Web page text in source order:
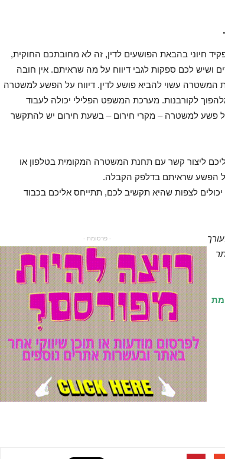
חיוני בהבאת הפושעים לדין, זה לא מחובתכם החוקית,
ושיש לכם ספקות לגבי דיווח על מה שראיתם. אין חובה
המשטרה עשוי להביא פושע לדין. דיווח על הפשע למשטרה
לקורבנות. מערכת המשפט הפלילי יכולה לעבוד
פשע למשטרה – מקרי חירום – בשעת חירום יש להתקשר
ליצור קשר עם תחנת המשטרה המקומית בטלפון או
הפשע שראיתם בדלפק הקבלה.
לצפות שהיא תקשיב לכם, תתייחס אליכם בכבוד
- פרסומת -